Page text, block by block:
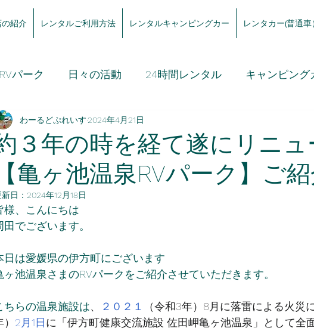
の紹介 レンタルご利用方法 レンタルキャンピングカー レンタカー(普通車
RVパーク 日々の活動 24時間レンタル キャンピング
３年の時を経て遂にリニュ
【亀ヶ池温泉RVパーク】ご
わーるどぷれいす2024年4月21日
日： 2024年12月18日
様、こんにちは
田でございます。
日は愛媛県の伊方町にございます
ヶ池温泉さまのRVパークをご紹介させていただきます。
ちらの温泉施設は、 ２０２１ （令和3年）8月に落雷による火災
2月1日に「伊方町健康交流施設 佐田岬亀ヶ池温泉」として全